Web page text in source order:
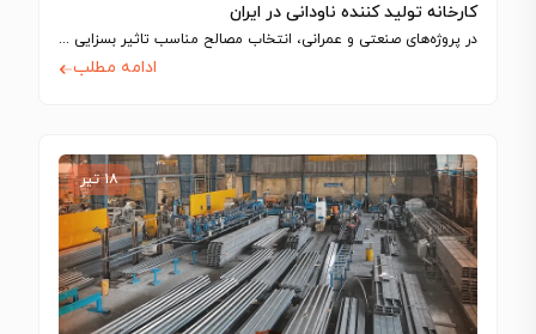
کارخانه‌ تولید کننده ناودانی در ایران
در پروژه‌های صنعتی و عمرانی، انتخاب مصالح مناسب تاثیر بسزایی در کیفیت، عملکرد، ایمنی…
ادامه مطلب
۱۸ تیر